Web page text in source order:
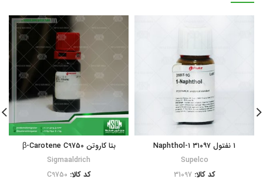
۱ نفتول ۳۱۰۹۷ ۱-Naphthol
Supelco
کد کالا:31097
بتا کاروتن β-Carotene C9750
Sigmaaldrich
کد کالا: C9750